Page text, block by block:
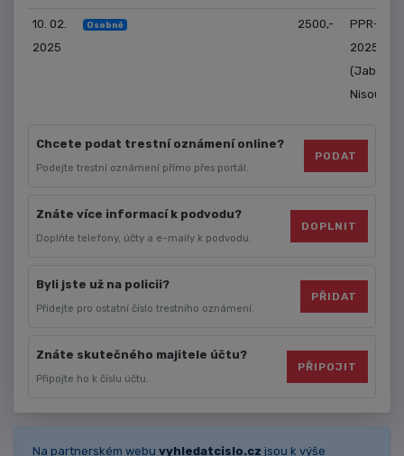
10. 02.
2025
Osobně 2500,-
PPR-
2025-
Nisou)
Chcete podat trestní oznámení online?
Podejte trestní oznámení přímo přes portál.
PODAT
Znáte více informací k podvodu?
Doplňte telefony, účty a e-maily k podvodu.
DOPLNIT
Byli jste už na policii?
Přidejte pro ostatní číslo trestního oznámení.
PŘIDAT
Znáte skutečného majitele účtu?
Připojte ho k číslu účtu.
PŘIPOJIT
Na partnerském webu vyhledatcislo.cz jsou k výše